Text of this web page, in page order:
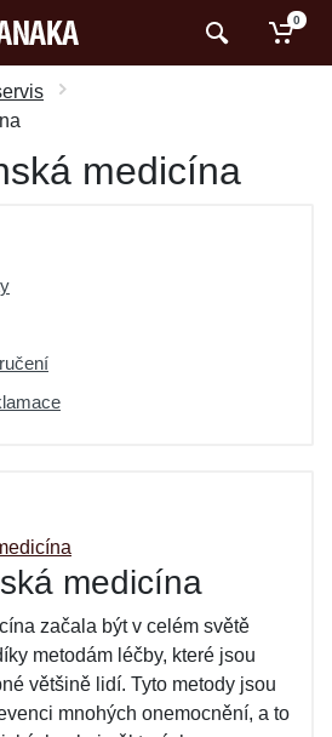
0
medicína
medicína
začala být v celém světě
metodám léčby, které jsou
většině lidí. Tyto metody jsou
mnohých onemocnění, a to